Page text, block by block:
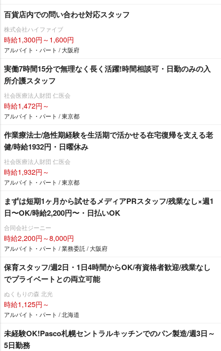
百貨店内での問い合わせ対応スタッフ
株式会社ハイファイブ
時給1,300円～1,600円
アルバイト・パート / 大阪府
実働7時間15分で無理なく長く活躍!時間相談可・日勤のみの入
所介護スタッフ
社会医療法人財団 仁医会
時給1,472円～
アルバイト・パート / 東京都
作業療法士/急性期経験を生活期で活かせる在宅復帰を支える老
健/時給1932円・日曜休み
社会医療法人財団 仁医会
時給1,932円～
アルバイト・パート / 東京都
まずは短期1ヶ月から試せるメディアPRスタッフ/残業なし×週1
日〜OK/時給2,200円〜・日払いOK
合同会社ジーニー
時給2,200円～8,000円
アルバイト・パート / 業務委託 / 大阪府
保育スタッフ/週2日・1日4時間からOK/有資格者歓迎/残業なし
でプライベートとの両立可能
ぬくもりの森 北光
時給1,125円～
アルバイト・パート / 北海道
未経験OK!Pasco札幌セントラルキッチンでのパン製造/週3日～
5日勤務